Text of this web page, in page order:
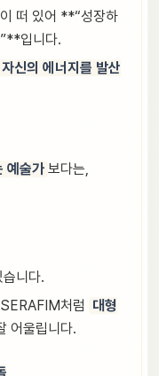
떠 있어 **“성장하
입니다.
신의 에너지를 발산
예술가 보다는,
니다.
처럼 대형
어울립니다.